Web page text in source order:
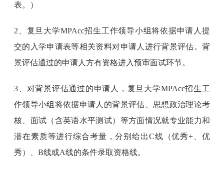
表。）
2、复旦大学MPAcc招生工作领导小组将依据申请人提
交的入学申请表等相关资料对申请人进行背景评估。背
景评估通过的申请人方有资格进入预审面试环节。
3、对背景评估通过的申请人，复旦大学MPAcc招生工
作领导小组将依据申请人的背景评估、思想政治理论考
核、面试（含英语水平测试）等方面情况就专业能力和
潜在素质等进行综合考量，分别给出C线（优秀+、优
秀）、B线或A线的条件录取资格线。